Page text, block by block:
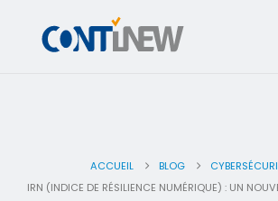
ACCUEIL BLOG
IRN (INDICE DE RÉSILIENCE NUMÉRIQUE) : UN